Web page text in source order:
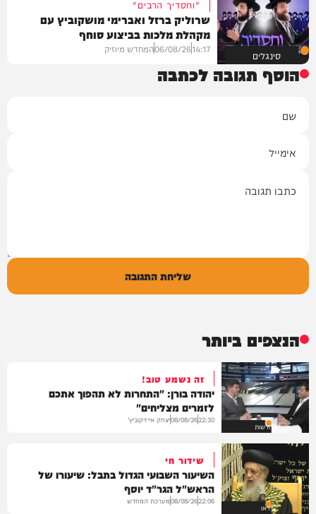
סינגלים
"וחסדיך הרבים"
שרוליק ברזל ואברימי מושקוביץ עם
מקהלת מלכות בביצוע סוחף
14:17
06/08/26המחדש מיוזיק
הוסף תגובה לכתבה
שליחת התגובה
הנצפים ביותר
חדשות
זה נשמע טוב!
יהודה בורן: "התחרות לא תהפוך אתכם
לזמרים מצליחים"
22:30
08/08/26יצחק אייזיקוביץ'
וידאו
שידור חי
השיעור השבועי הגדול בתבל: שיעורו של
הראש"ל הגר"ד יוסף
22:06
08/08/26מערכת המחדש